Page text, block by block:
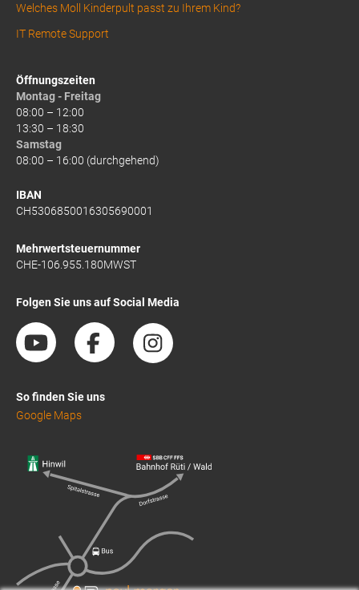
Welches Moll Kinderpult passt zu Ihrem Kind?
IT Remote Support
Öffnungszeiten
Montag - Freitag
08:00 – 12:00
13:30 – 18:30
Samstag
08:00 – 16:00 (durchgehend)
IBAN
CH5306850016305690001
Mehrwertsteuernummer
CHE-106.955.180MWST
Folgen Sie uns auf Social Media
So finden Sie uns
Google Maps